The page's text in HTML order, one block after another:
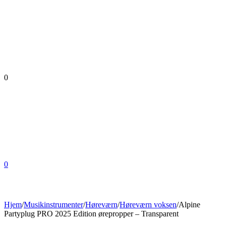
0
0
Hjem/Musikinstrumenter/Høreværn/Høreværn voksen/Alpine
Partyplug PRO 2025 Edition ørepropper – Transparent